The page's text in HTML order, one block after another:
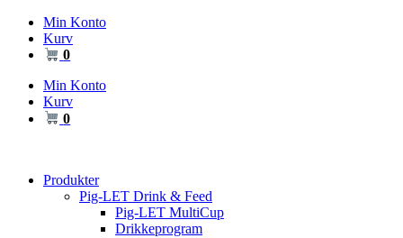
Videre
indhold
Min Konto
Kurv
0
Min Konto
Kurv
0
Produkter
Pig-LET Drink & Feed
Pig-LET MultiCup
Drikkeprogram